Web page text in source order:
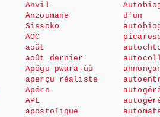
Anvil
Anzoumane
Sissoko
AOC
août
août dernier
Apégu pwärä-ùù
aperçu réaliste
Apéro
APL
apostolique
d’un